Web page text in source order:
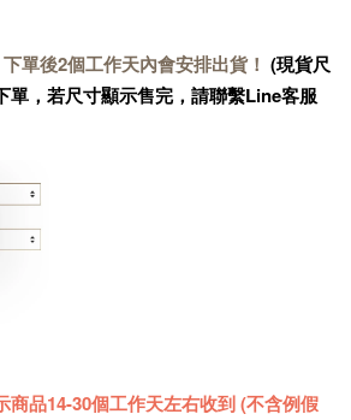
單後2個工作天內會安排出貨！ (現貨尺
單，若尺寸顯示售完，請聯繫Line客服
商品14-30個工作天左右收到 (不含例假